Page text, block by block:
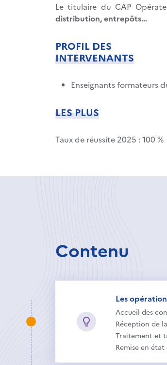
Le titulaire du CAP
distribution, entrepôts…
PROFIL DES
INTERVENANTS
Enseignants formateurs
LES PLUS
Taux de réussite 2025 : 100 %
Contenu
Les
Accueil des
Réception de
Traitement et
Remise en